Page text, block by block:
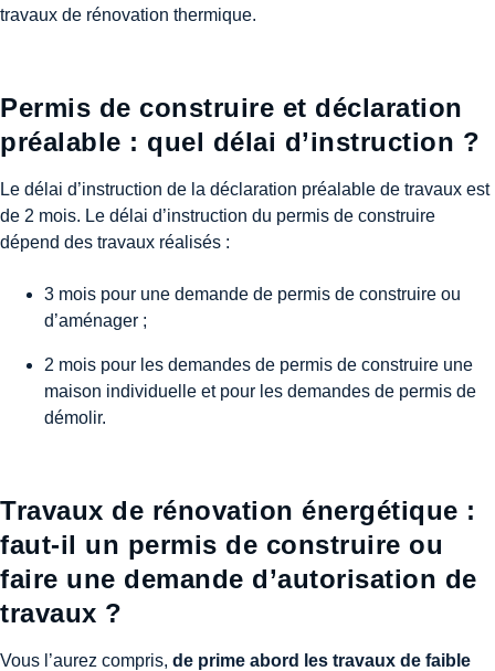
travaux de rénovation thermique.
Permis de construire et déclaration
préalable : quel délai d’instruction ?
Le délai d’instruction de la déclaration préalable de travaux est
de 2 mois. Le délai d’instruction du permis de construire
dépend des travaux réalisés :
3 mois pour une demande de permis de construire ou
d’aménager ;
2 mois pour les demandes de permis de construire une
maison individuelle et pour les demandes de permis de
démolir.
Travaux de rénovation énergétique :
faut-il un permis de construire ou
faire une demande d’autorisation de
travaux ?
Vous l’aurez compris, de prime abord les travaux de faible